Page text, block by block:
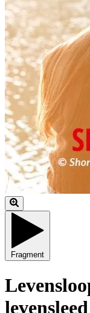
Fragment
levensleed